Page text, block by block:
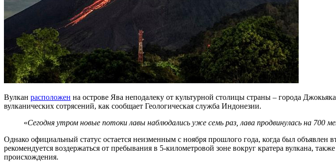
Вулкан расположен на острове Ява неподалеку от культурной столицы страны – города
вулканических сотрясений, как сообщает Геологическая служба Индонезии.
«Сегодня утром новые потоки лавы наблюдались уже семь раз, лава продвинулась на 700
Однако официальный статус остается неизменным с ноября прошлого года, когда был
рекомендуется воздержаться от пребывания в 5-километровой зоне вокруг кратера вулкана,
происхождения.